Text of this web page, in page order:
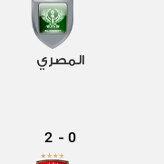
المصري
0
-
2